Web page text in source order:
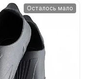
Осталось мало